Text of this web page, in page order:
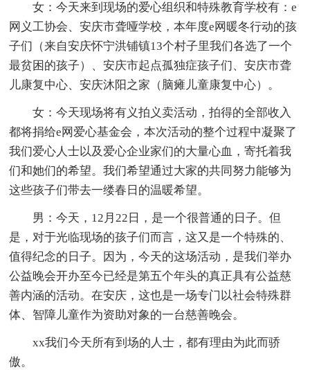
女：今天来到现场的爱心组织和特殊教育学校有：e
网义工协会、安庆市聋哑学校，本年度e网暖冬行动的孩
子们（来自安庆怀宁洪铺镇13个村子里我们各选了一个
最贫困的孩子）、安庆市起点孤独症孩子们、安庆市聋
儿康复中心、安庆沐阳之家（脑瘫儿童康复中心）。
女：今天现场将有义拍义卖活动，拍得的全部收入
都将捐给e网爱心基金会，本次活动的整个过程中凝聚了
我们爱心人士以及爱心企业家们的大量心血，寄托着我
们和她们的希望。我们希望通过大家的共同努力能够为
这些孩子们带去一缕春日的温暖希望。
男：今天，12月22日，是一个很普通的日子。但
是，对于光临现场的孩子们而言，这又是一个特殊的、
值得纪念的日子。因为，今天的这场活动，是我们举办
公益晚会开办至今已经是第五个年头的真正具有公益慈
善内涵的活动。在安庆，这也是一场专门以社会特殊群
体、智障儿童作为资助对象的一台慈善晚会。
xx我们今天所有到场的人士，都有理由为此而骄
傲。